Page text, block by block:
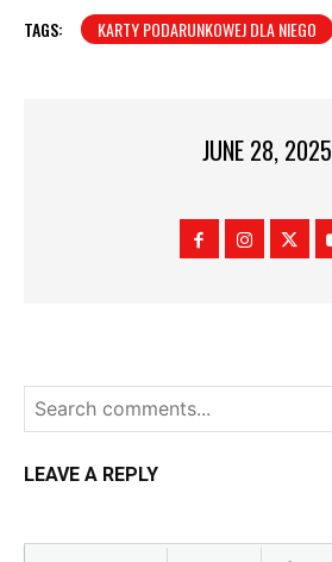
TAGS: KARTY PODARUNKOWEJ DLA NIEGO
JUNE 28, 2025
LEAVE A REPLY